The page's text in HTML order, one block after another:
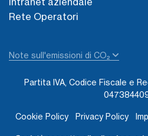
Rete Operatori
Note sull'emissioni di CO₂
Partita IVA, Codice Fiscale e
Cookie Policy Privacy Policy